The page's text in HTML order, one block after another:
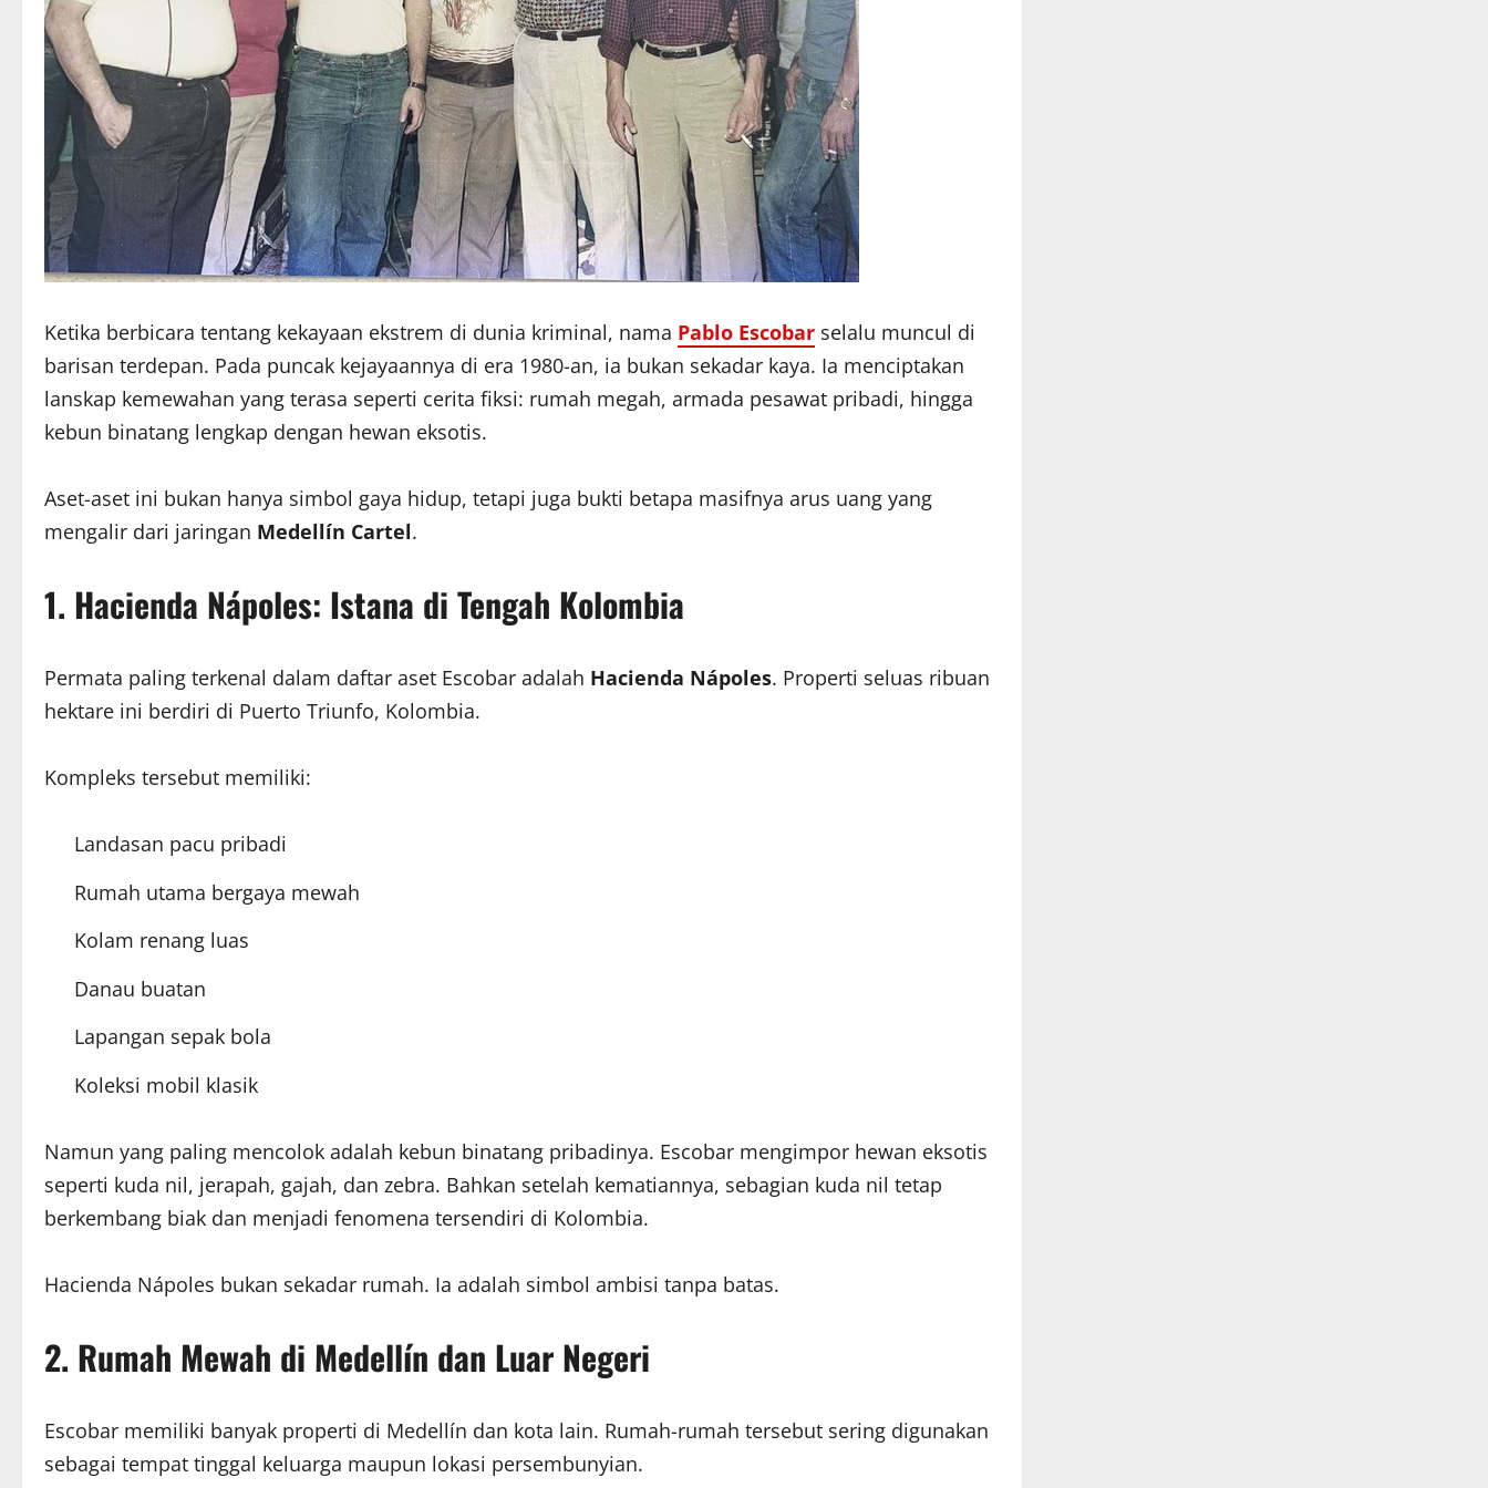
Ketika berbicara tentang kekayaan ekstrem di dunia kriminal, nama Pablo Escobar selalu muncul di
barisan terdepan. Pada puncak kejayaannya di era 1980-an, ia bukan sekadar kaya. Ia menciptakan
lanskap kemewahan yang terasa seperti cerita fiksi: rumah megah, armada pesawat pribadi, hingga
kebun binatang lengkap dengan hewan eksotis.
Aset-aset ini bukan hanya simbol gaya hidup, tetapi juga bukti betapa masifnya arus uang yang
mengalir dari jaringan Medellín Cartel.
1. Hacienda Nápoles: Istana di Tengah Kolombia
Permata paling terkenal dalam daftar aset Escobar adalah Hacienda Nápoles. Properti seluas ribuan
hektare ini berdiri di Puerto Triunfo, Kolombia.
Kompleks tersebut memiliki:
Landasan pacu pribadi
Rumah utama bergaya mewah
Kolam renang luas
Danau buatan
Lapangan sepak bola
Koleksi mobil klasik
Namun yang paling mencolok adalah kebun binatang pribadinya. Escobar mengimpor hewan eksotis
seperti kuda nil, jerapah, gajah, dan zebra. Bahkan setelah kematiannya, sebagian kuda nil tetap
berkembang biak dan menjadi fenomena tersendiri di Kolombia.
Hacienda Nápoles bukan sekadar rumah. Ia adalah simbol ambisi tanpa batas.
2. Rumah Mewah di Medellín dan Luar Negeri
Escobar memiliki banyak properti di Medellín dan kota lain. Rumah-rumah tersebut sering digunakan
sebagai tempat tinggal keluarga maupun lokasi persembunyian.